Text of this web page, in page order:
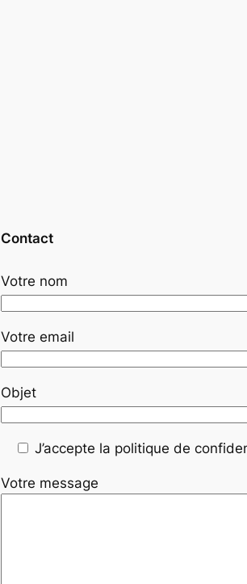
Contact
Votre nom
Votre email
Objet
J’accepte la politique de
Votre message